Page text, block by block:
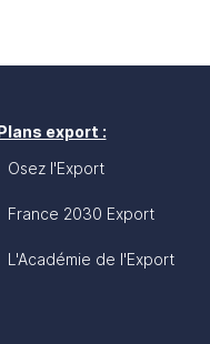
export :
Osez l'Export
France 2030 Export
L'Académie de l'Export